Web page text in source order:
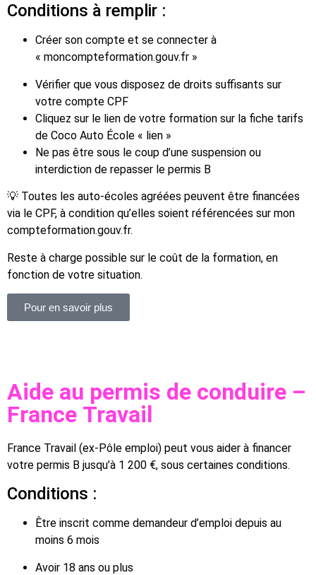
Conditions à remplir :
Créer son compte et se connecter à
« moncompteformation.gouv.fr »
Vérifier que vous disposez de droits suffisants sur
votre compte CPF
Cliquez sur le lien de votre formation sur la fiche tarifs
de Coco Auto École « lien »
Ne pas être sous le coup d’une suspension ou
interdiction de repasser le permis B
💡 Toutes les auto-écoles agréées peuvent être financées
via le CPF, à condition qu’elles soient référencées sur mon
compteformation.gouv.fr.
Reste à charge possible sur le coût de la formation, en
fonction de votre situation.
Pour en savoir plus
Aide au permis de conduire –
France Travail
France Travail (ex-Pôle emploi) peut vous aider à financer
votre permis B jusqu’à 1 200 €, sous certaines conditions.
Conditions :
Être inscrit comme demandeur d’emploi depuis au
moins 6 mois
Avoir 18 ans ou plus